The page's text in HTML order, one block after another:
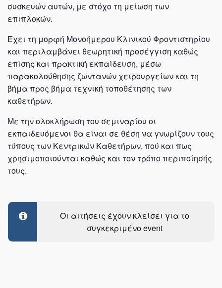
συσκευών αυτών, με στόχο τη μείωση των
επιπλοκών.
Έχει τη μορφή Μονοήμερου Κλινικού Φροντιστηρίου
και περιλαμβάνει θεωρητική προσέγγιση καθώς
επίσης και πρακτική εκπαίδευση, μέσω
παρακολούθησης ζωντανών χειρουργείων και τη
βήμα προς βήμα τεχνική τοποθέτησης των
καθετήρων.
Με την ολοκλήρωση του σεμιναρίου οι
εκπαιδευόμενοι θα είναι σε θέση να γνωρίζουν τους
τύπους των Κεντρικών Καθετήρων, πού και πως
χρησιμοποιούνται καθώς και τον τρόπο περιποίησής
τους.
Οι αιτήσεις έχουν κλείσει για το
συγκεκριμένο event